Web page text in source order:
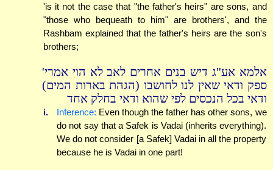
'is it not the case that "the father's heirs" are sons, and
"those who bequeath to him" are brothers', and the
Rashbam explained that the father's heirs are the son's
brothers;
אלמא אע''ג דיש בנים אחרים לאב לא הוי אמרי'
ספק ודאי שאין לנו לחושבו (הגהת בארות המים)
ודאי בכל הנכסים לפי שהוא ודאי בחלק אחד
i. Inference: Even though the father has other sons, we
do not say that a Safek is Vadai (inherits everything).
We do not consider [a Safek] Vadai in all the property
because he is Vadai in one part!